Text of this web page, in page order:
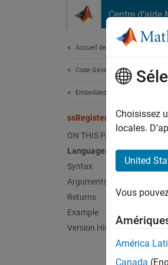
Centre d’aide
Accueil de la documentation
Code Generation
Embedded Coder
ON THIS PAGE
Languages
Syntax
Arguments
Returns
Example
Version History
Choisissez
locales.
United
Vous
América
Canada